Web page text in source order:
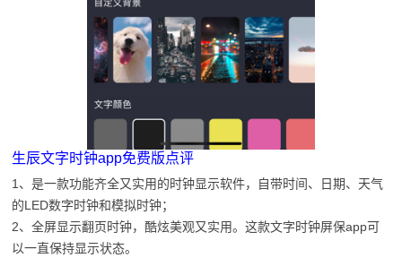
生辰文字时钟app免费版点评
1、是一款功能齐全又实用的时钟显示软件，自带时间、日期、天气
的LED数字时钟和模拟时钟；
2、全屏显示翻页时钟，酷炫美观又实用。这款文字时钟屏保app可
以一直保持显示状态。